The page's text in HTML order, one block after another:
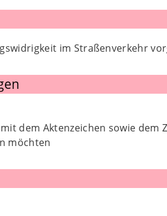
im Straßenverkehr
dem Aktenzeichen sowie dem
möchten